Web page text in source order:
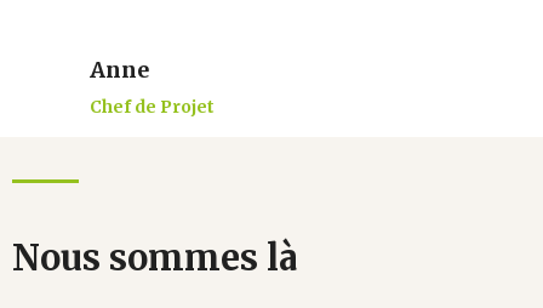
Anne
Chef de Projet
Nous sommes là